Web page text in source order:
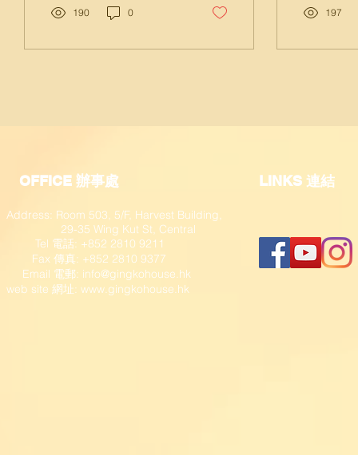
飯」，炮製梅菜肉餅、蘿
飯同時還預備了長者接種
190 0
發佈時間:
197
OFFICE 辦事處
Address: Room 503, 5/F, Harvest Building,
29-35 Wing Kut St, Central
Tel 電話: +852 2810 9211
Fax 傳真: +852 2810 9377
​ Email 電郵: info@gingkohouse.hk
web site 網址: www.gingkohouse.hk
​LINKS 連結